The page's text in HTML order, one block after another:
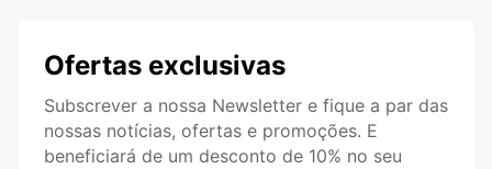
Ofertas exclusivas
Subscrever a nossa Newsletter e fique a par das
nossas notícias, ofertas e promoções. E
beneficiará de um desconto de 10% no seu